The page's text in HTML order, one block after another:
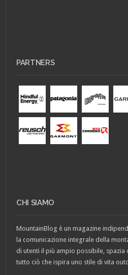
PARTNERS
CHI SIAMO
MountainBlog è un magazine
la comunicazione integrale della
di utenti il più ampio possibile, spazia
tutto ciò che ispira uno stile di vita